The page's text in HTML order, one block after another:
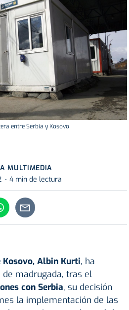
entre Serbia y Kosovo
MULTIMEDIA
4 min de lectura
Albin Kurti, ha
madrugada, tras el
con Serbia, su decisión
la implementación de las